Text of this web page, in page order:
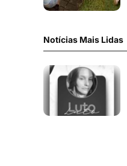
Notícias Mais Lidas